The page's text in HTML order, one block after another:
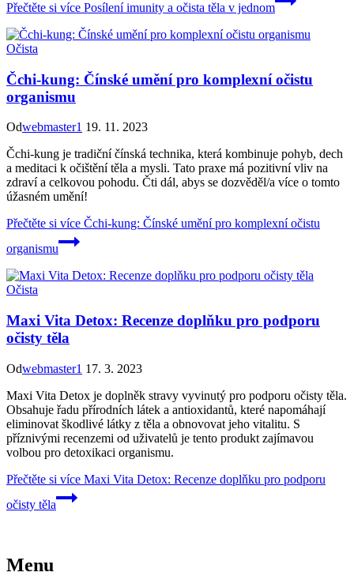
Přečtěte si více Posílení imunity a očista těla v jednom
Očista
Čchi-kung: Čínské umění pro komplexní očistu
organismu
Odwebmaster1 19. 11. 2023
Čchi-kung je tradiční čínská technika, která kombinuje pohyb, dech
a meditaci k očištění těla a mysli. Tato praxe má pozitivní vliv na
zdraví a celkovou pohodu. Čti dál, abys se dozvěděl/a více o tomto
úžasném umění!
Přečtěte si více Čchi-kung: Čínské umění pro komplexní očistu
organismu
Očista
Maxi Vita Detox: Recenze doplňku pro podporu
očisty těla
Odwebmaster1 17. 3. 2023
Maxi Vita Detox je doplněk stravy vyvinutý pro podporu očisty těla.
Obsahuje řadu přírodních látek a antioxidantů, které napomáhají
eliminovat škodlivé látky z těla a obnovovat jeho vitalitu. S
příznivými recenzemi od uživatelů je tento produkt zajímavou
volbou pro detoxikaci organismu.
Přečtěte si více Maxi Vita Detox: Recenze doplňku pro podporu
očisty těla
Menu